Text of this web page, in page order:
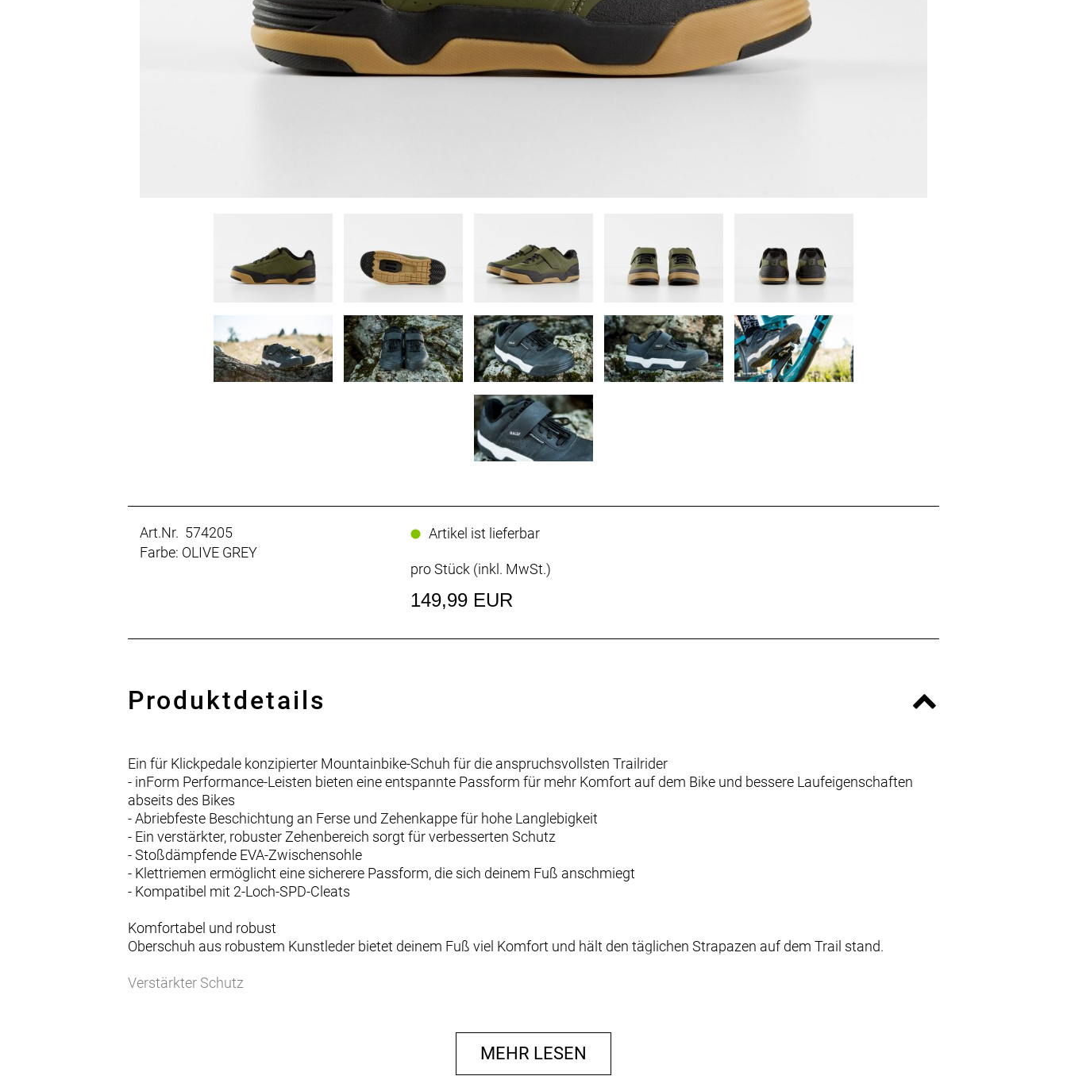
Art.Nr. 574205
Farbe: OLIVE GREY
Artikel ist lieferbar
pro Stück (inkl. MwSt.)
149,99 EUR
Produktdetails
Ein für Klickpedale konzipierter Mountainbike-Schuh für die anspruchsvollsten Trailrider
- inForm Performance-Leisten bieten eine entspannte Passform für mehr Komfort auf dem Bike und bessere Laufeigenschaften
abseits des Bikes
- Abriebfeste Beschichtung an Ferse und Zehenkappe für hohe Langlebigkeit
- Ein verstärkter, robuster Zehenbereich sorgt für verbesserten Schutz
- Stoßdämpfende EVA-Zwischensohle
- Klettriemen ermöglicht eine sicherere Passform, die sich deinem Fuß anschmiegt
- Kompatibel mit 2-Loch-SPD-Cleats
Komfortabel und robust
Oberschuh aus robustem Kunstleder bietet deinem Fuß viel Komfort und hält den täglichen Strapazen auf dem Trail stand.
Verstärkter Schutz
MEHR LESEN